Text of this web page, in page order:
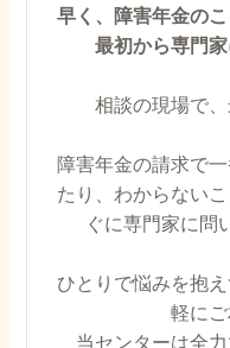
早く、障害年金の
最初から専門家
相談の現場で、
障害年金の請求で
たり、わからない
ぐに専門家に問
ひとりで悩みを抱
軽にご
当センターは全